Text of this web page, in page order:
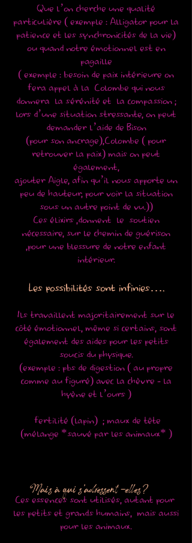
Mais à qui s'adressent -elles?
Que l’on cherche une qualité
particulière ( exemple : Alligator pour la
patience et les synchronicités de la vie)
ou quand notre émotionnel est en
pagaille
( exemple : besoin de paix intérieure on
fera appel à la Colombe qui nous
donnera la sérénité et la compassion ;
lors d’une situation stressante, on peut
demander l’aide de Bison
(pour son ancrage),Colombe ( pour
retrouver la paix) mais on peut
également,
ajouter Aigle, afin qu’il nous apporte un
peu de hauteur, pour voir la situation
sous un autre point de vu.))
Ces élixirs ,donnent le soutien
nécessaire, sur le chemin de guérison
,pour une blessure de notre enfant
intérieur.
Les possibilités sont infinies….
Ils travaillent majoritairement sur le
côté émotionnel, même si certains, sont
également des aides pour les petits
soucis du physique.
(exemple : pbs de digestion ( au propre
comme au figuré) avec la chèvre - la
hyène et l’ours )
fertilité (lapin) ; maux de tête
(mélange *sauvé par les animaux* )
Ces essences sont utilisés, autant pour
les petits et grands humains, mais aussi
pour les animaux.